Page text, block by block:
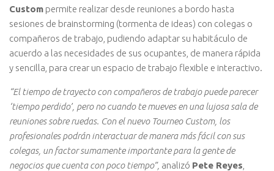
Custom permite realizar desde reuniones a bordo hasta
sesiones de brainstorming (tormenta de ideas) con colegas o
compañeros de trabajo, pudiendo adaptar su habitáculo de
acuerdo a las necesidades de sus ocupantes, de manera rápida
y sencilla, para crear un espacio de trabajo flexible e interactivo.
“El tiempo de trayecto con compañeros de trabajo puede parecer
‘tiempo perdido’, pero no cuando te mueves en una lujosa sala de
reuniones sobre ruedas. Con el nuevo Tourneo Custom, los
profesionales podrán interactuar de manera más fácil con sus
colegas, un factor sumamente importante para la gente de
negocios que cuenta con poco tiempo”, analizó Pete Reyes